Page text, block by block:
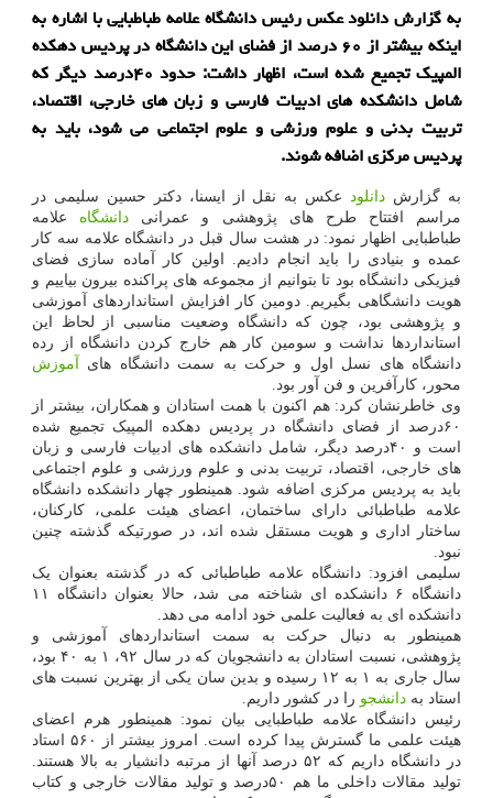
به گزارش دانلود عکس رئیس دانشگاه علامه طباطبایی با اشاره به
اینکه بیشتر از ۶۰ درصد از فضای این دانشگاه در پردیس دهکده
المپیک تجمیع شده است، اظهار داشت: حدود ۴۰درصد دیگر که
شامل دانشکده های ادبیات فارسی و زبان های خارجی، اقتصاد،
تربیت بدنی و علوم ورزشی و علوم اجتماعی می شود، باید به
پردیس مرکزی اضافه شوند.
به گزارش دانلود
عکس به نقل از ایسنا، دکتر حسین سلیمی در
مراسم افتتاح طرح های پژوهشی و عمرانی دانشگاه علامه
طباطبایی اظهار نمود: در هشت سال قبل در دانشگاه علامه سه کار
عمده و بنیادی را باید انجام دادیم. اولین کار آماده سازی فضای
فیزیکی دانشگاه بود تا بتوانیم از مجموعه های پراکنده بیرون بیاییم و
هویت دانشگاهی بگیریم. دومین کار افزایش استانداردهای آموزشی
و پژوهشی بود، چون که دانشگاه وضعیت مناسبی از لحاظ این
استانداردها نداشت و سومین کار هم خارج کردن دانشگاه از رده
دانشگاه های نسل اول و حرکت به سمت دانشگاه های آموزش
محور، کارآفرین و فن آور بود.
وی خاطرنشان کرد: هم اکنون با همت استادان و همکاران، بیشتر از
۶۰درصد از فضای دانشگاه در پردیس دهکده المپیک تجمیع شده
است و ۴۰درصد دیگر، شامل دانشکده های ادبیات فارسی و زبان
های خارجی، اقتصاد، تربیت بدنی و علوم ورزشی و علوم اجتماعی
باید به پردیس مرکزی اضافه شود. همینطور چهار دانشکده دانشگاه
علامه طباطبائی دارای ساختمان، اعضای هیئت علمی، کارکنان،
ساختار اداری و هویت مستقل شده اند، در صورتیکه گذشته چنین
نبود.
سلیمی افزود: دانشگاه علامه طباطبائی که در گذشته بعنوان یک
دانشگاه ۶ دانشکده ای شناخته می شد، حالا بعنوان دانشگاه ۱۱
دانشکده ای به فعالیت علمی خود ادامه می دهد.
همینطور به دنبال حرکت به سمت استانداردهای آموزشی و
پژوهشی، نسبت استادان به دانشجویان که در سال ۹۲، ۱ به ۴۰ بود،
سال جاری به ۱ به ۱۲ رسیده و بدین سان یکی از بهترین نسبت های
استاد به دانشجو را در کشور داریم.
رئیس دانشگاه علامه طباطبایی بیان نمود: همینطور هرم اعضای
هیئت علمی ما گسترش پیدا کرده است. امروز بیشتر از ۵۶۰ استاد
در دانشگاه داریم که ۵۲ درصد آنها از مرتبه دانشیار به بالا هستند.
تولید مقالات داخلی ما هم ۵۰درصد و تولید مقالات خارجی و کتاب